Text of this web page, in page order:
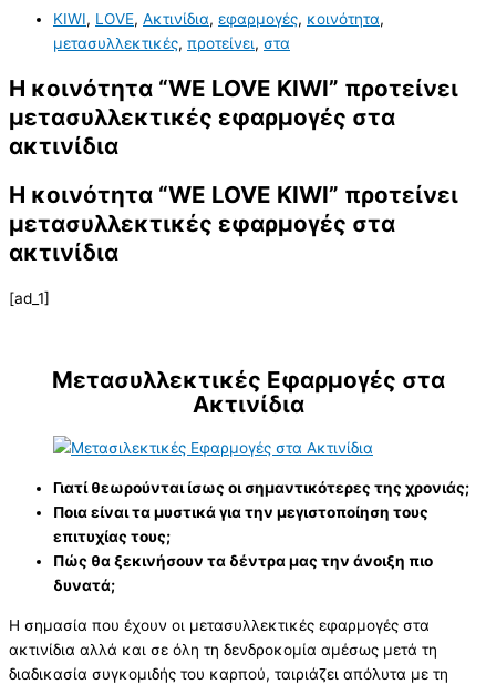
KIWI, LOVE, Ακτινίδια, εφαρμογές, κοινότητα,
μετασυλλεκτικές, προτείνει, στα
Η κοινότητα “WE LOVE KIWI” προτείνει
μετασυλλεκτικές εφαρμογές στα
ακτινίδια
Η κοινότητα “WE LOVE KIWI” προτείνει
μετασυλλεκτικές εφαρμογές στα
ακτινίδια
[ad_1]
Μετασυλλεκτικές Εφαρμογές στα
Ακτινίδια
Γιατί θεωρούνται ίσως οι σημαντικότερες της χρονιάς;
Ποια είναι τα μυστικά για την μεγιστοποίηση τους
επιτυχίας τους;
Πώς θα ξεκινήσουν τα δέντρα μας την άνοιξη πιο
δυνατά;
Η σημασία που έχουν οι μετασυλλεκτικές εφαρμογές στα
ακτινίδια αλλά και σε όλη τη δενδροκομία αμέσως μετά τη
διαδικασία συγκομιδής του καρπού, ταιριάζει απόλυτα με τη